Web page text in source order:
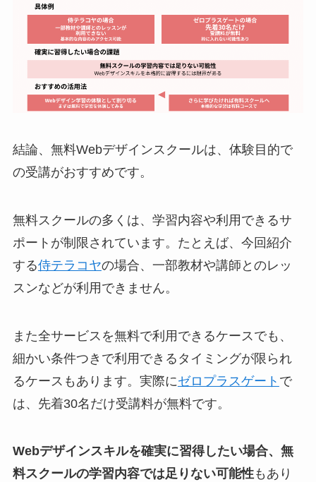
結論、無料Webデザインスクールは、体験目的で
の受講がおすすめです。
無料スクールの多くは、学習内容や利用できるサ
ポートが制限されています。たとえば、今回紹介
する侍テラコヤの場合、一部教材や講師とのレッ
スンなどが利用できません。
また全サービスを無料で利用できるケースでも、
細かい条件つきで利用できるタイミングが限られ
るケースもあります。実際にゼロプラスゲート で
は、先着30名だけ受講料が無料です。
Webデザインスキルを確実に習得したい場合、無
料スクールの学習内容では足りない可能性もあり